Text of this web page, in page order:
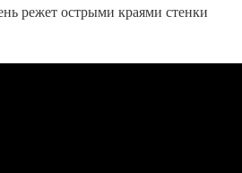
режет острыми краями стенки